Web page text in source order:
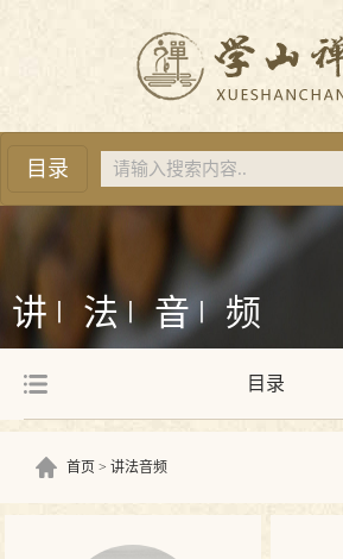
目录
讲 法 丨 音 丨 频
目录
首页 讲法音频